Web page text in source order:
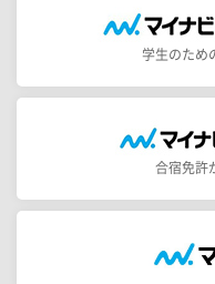
学生のため
合宿免許